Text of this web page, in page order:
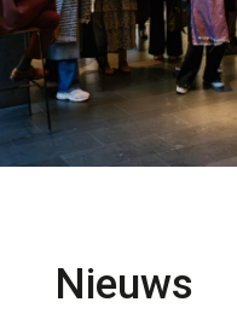
Nieuws